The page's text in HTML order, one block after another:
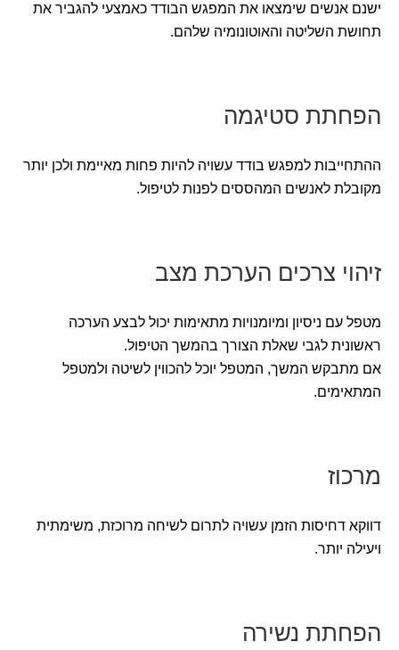
ישנם אנשים שימצאו את המפגש הבודד כאמצעי להגביר את
תחושת השליטה והאוטונומיה שלהם.
הפחתת סטיגמה
ההתחייבות למפגש בודד עשויה להיות פחות מאיימת ולכן יותר
מקובלת לאנשים המהססים לפנות לטיפול.
זיהוי צרכים הערכת מצב
מטפל עם ניסיון ומיומנויות מתאימות יכול לבצע הערכה
ראשונית לגבי שאלת הצורך בהמשך הטיפול.
אם מתבקש המשך, המטפל יוכל להכווין לשיטה ולמטפל
המתאימים.
מרכוז
דווקא דחיסות הזמן עשויה לתרום לשיחה מרוכזת, משימתית
ויעילה יותר.
הפחתת נשירה